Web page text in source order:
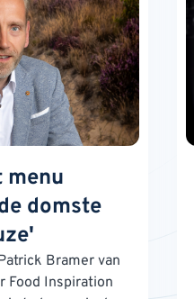
menu
domste
Bramer van
Food Inspiration